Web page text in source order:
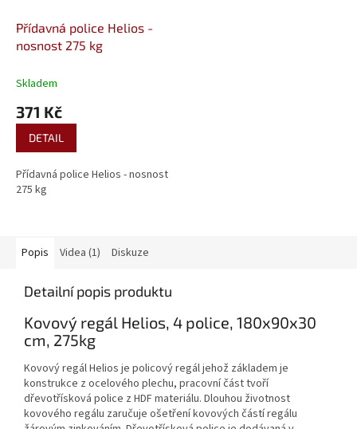
Přídavná police Helios -
nosnost 275 kg
Skladem
371 Kč
DETAIL
Přídavná police Helios - nosnost
275 kg
Popis Videa (1) Diskuze
Detailní popis produktu
Kovový regál Helios, 4 police, 180x90x30
cm, 275kg
Kovový regál Helios je policový regál jehož základem je
konstrukce z ocelového plechu, pracovní část tvoří
dřevotřísková police z HDF materiálu. Dlouhou životnost
kovového regálu zaručuje ošetření kovových částí regálu